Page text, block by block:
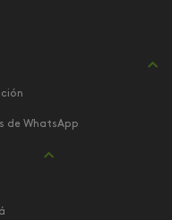
de WhatsApp